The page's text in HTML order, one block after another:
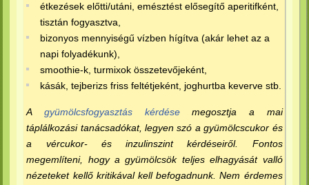
étkezések előtti/utáni, emésztést elősegítő aperitifként,
tisztán fogyasztva,
bizonyos mennyiségű vízben hígítva (akár lehet az a
napi folyadékunk),
smoothie-k, turmixok összetevőjeként,
kásák, tejberizs friss feltétjeként, joghurtba keverve stb.
A gyümölcsfogyasztás kérdésemegosztja a mai
táplálkozási tanácsadókat, legyen szó a gyümölcscukor és
a vércukor- és inzulinszint kérdéseiről. Fontos
megemlíteni, hogy a gyümölcsök teljes elhagyását valló
nézeteket kellő kritikával kell befogadnunk. Nem érdemes